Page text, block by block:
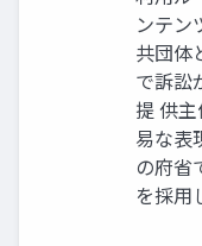
ンテン
共団体
で訴訟
提 供
易な表
の府省
を採用